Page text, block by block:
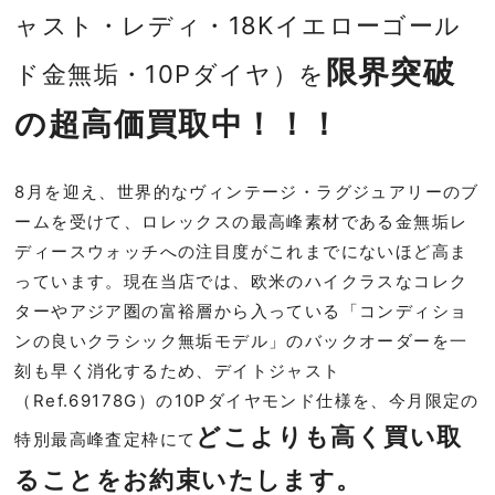
ャスト・レディ・18Kイエローゴール
ド金無垢・10Pダイヤ）を 限界突破
の超高価買取中！！！
8月を迎え、世界的なヴィンテージ・ラグジュアリーのブ
ームを受けて、ロレックスの最高峰素材である金無垢レ
ディースウォッチへの注目度がこれまでにないほど高ま
っています。現在当店では、欧米のハイクラスなコレク
ターやアジア圏の富裕層から入っている「コンディショ
ンの良いクラシック無垢モデル」のバックオーダーを一
刻も早く消化するため、デイトジャスト
（Ref.69178G）の10Pダイヤモンド仕様を、今月限定の
特別最高峰査定枠にて どこよりも高く買い取
ることをお約束いたします。